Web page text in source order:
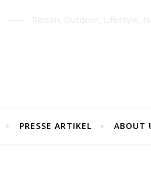
PRESSE ARTIKEL ABOUT